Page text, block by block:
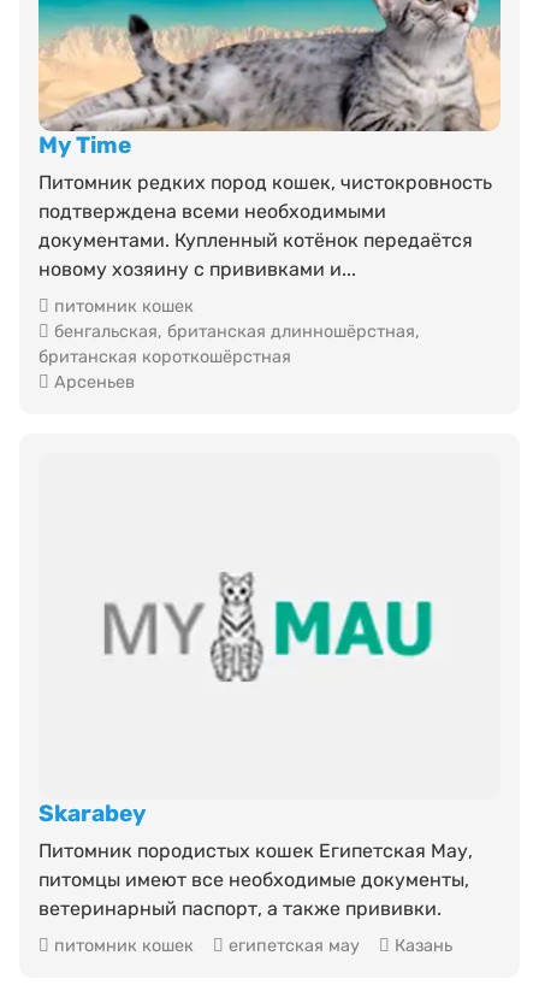
My Time
Питомник редких пород кошек, чистокровность
подтверждена всеми необходимыми
документами. Купленный котёнок передаётся
новому хозяину с прививками и...
питомник кошек
бенгальская, британская длинношёрстная,
британская короткошёрстная
Арсеньев
Skarabey
Питомник породистых кошек Египетская Мау,
питомцы имеют все необходимые документы,
ветеринарный паспорт, а также прививки.
питомник кошек египетская мау Казань